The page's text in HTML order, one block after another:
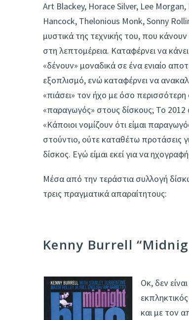
Art Blackey, Horace Silver, Lee
Hancock, Thelonious Monk, Sonny
μυστικά της τεχνικής του, που
στη λεπτομέρεια. Καταφέρνει να
«δένουν» μοναδικά σε ένα ενιαίο
εξοπλισμό, ενώ καταφέρνει να
«πιάσει» τον ήχο με όσο
«παραγωγός» στους δίσκους; Το 2012
«Κάποιοι νομίζουν ότι είμαι
στούντιο, ούτε καταθέτω προτάσεις
δίσκος. Εγώ είμαι εκεί για να
Μέσα από την τεράστια συλλογή
τρεις πραγματικά απαραίτητους:
Kenny Burrell
Οκ, δεν
και με τον